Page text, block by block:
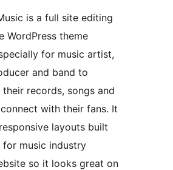
is a full site editing
WordPress theme
for music artist,
and band to
their records, songs and
with their fans. It
layouts built
for music industry
so it looks great on